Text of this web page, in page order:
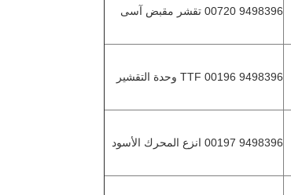
9498396 00720 تقشر مقبض آسى
9498396 00196 TTF وحدة التقشير
9498396 00197 انزع المحرك الأسود